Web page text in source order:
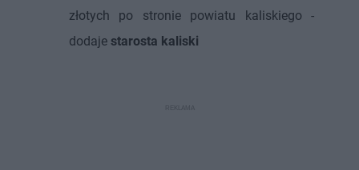
złotych po stronie powiatu kaliskiego -
dodaje starosta kaliski